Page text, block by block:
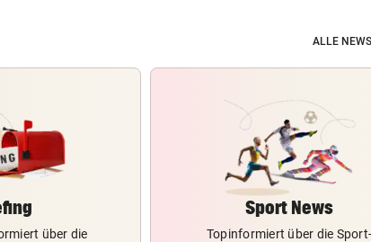
ALLE
über die
Sport News
Topinformiert über die